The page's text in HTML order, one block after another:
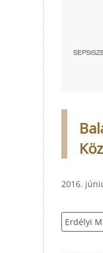
2016.
Erdélyi